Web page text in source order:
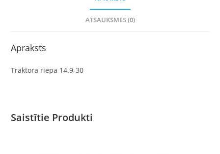
ATSAUKSMES (0)
Apraksts
Traktora riepa 14.9-30
Saistītie Produkti